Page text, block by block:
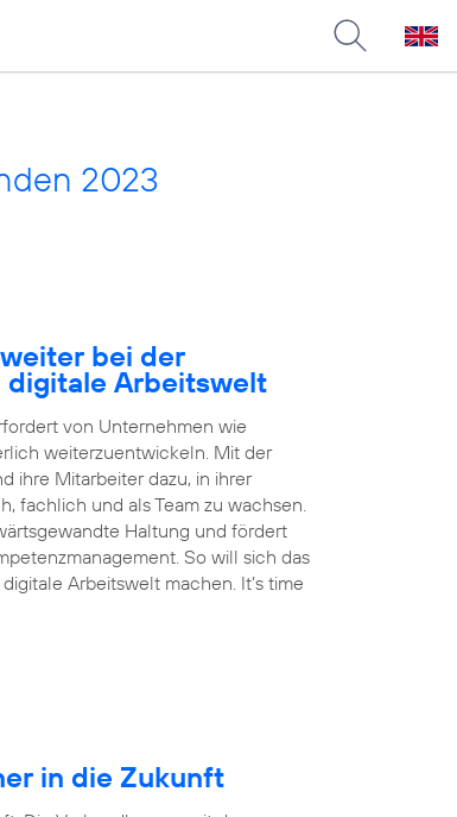
2023
bei der
Arbeitswelt
von Unternehmen wie
weiterzuentwickeln. Mit der
ihre Mitarbeiter dazu, in ihrer
fachlich und als Team zu wachsen.
Haltung und fördert
So will sich das
Arbeitswelt machen. It’s time
in die Zukunft